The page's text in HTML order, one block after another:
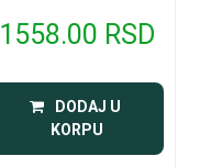
1558.00 RSD
DODAJ U
KORPU